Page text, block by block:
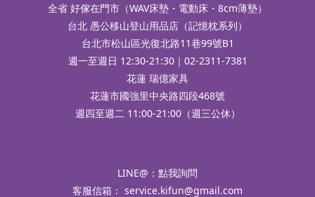
全省 好傢在門市（WAV床墊・電動床・8cm薄墊）
台北 愚公移山登山用品店（記憶枕系列）
台北市松山區光復北路11巷99號B1
週一至週日 12:30-21:30｜02-2311-7381
花蓮 瑞億家具
花蓮市國強里中央路四段468號
週四至週二 11:00-21:00（週三公休）
LINE@： 點我詢問
客服信箱： service.kifun@gmail.com